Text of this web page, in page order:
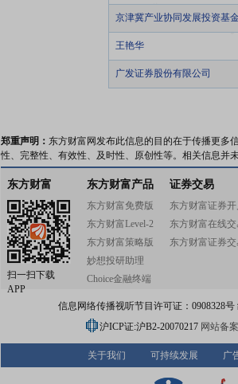
京津冀产业协同发展投资基
王艳华
广发证券股份有限公司
郑重声明： 东方财富网发布此信息的目的在于传播更多
性、完整性、有效性、及时性、原创性等。相关信息并
东方财富
扫一扫下载
APP
东方财富产品
东方财富免费版
东方财富Level-2
东方财富策略版
妙想投研助理
Choice金融终端
证券交易
东方财富证券开
东方财富在线交
东方财富证券交
信息网络传播视听节目许可证：0908328号
沪ICP证:沪B2-20070217 网站备
关于我们 可持续发展 广